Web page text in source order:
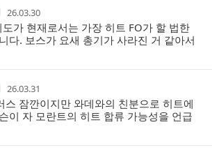
작
성
시
간
26.03.30
가 현재로서는 가장 히트 FO가 할 법한
다. 보스가 요새 총기가 사라진 거 같아서
작
성
시
간
26.03.31
스 잠깐이지만 와데와의 친분으로 히트에
이 자 모란트의 히트 합류 가능성을 언급